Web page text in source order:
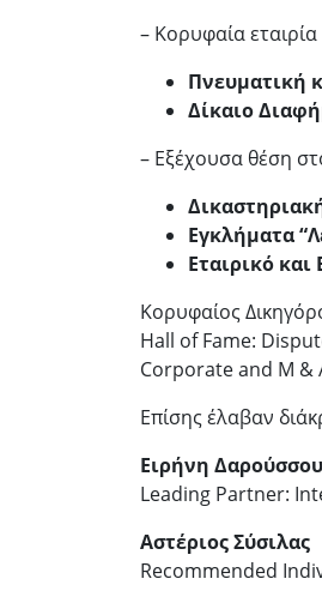
– Κορυφαία
Πνευματική
Δίκαιο
– Εξέχουσα θέση
Εγκλήματα
Εταιρικό
Κορυφαίος
Hall of Fame:
Corporate and M &
Επίσης έλαβαν
Ειρήνη Δαρούσσου
Leading Partner:
Αστέριος Σύσιλας
Recommended